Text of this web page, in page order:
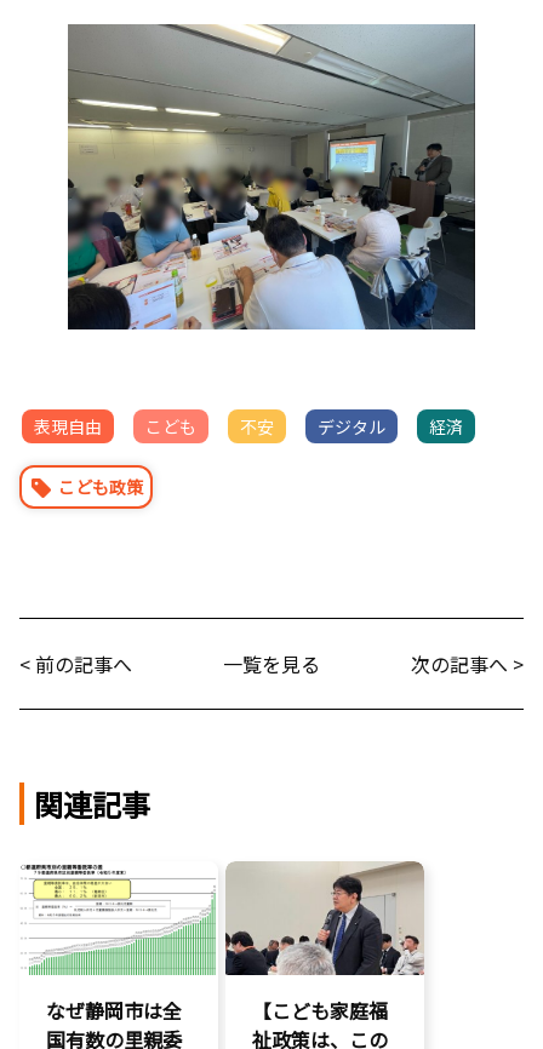
表現自由 こども 不安 デジタル 経済
こども政策
< 前の記事へ 一覧を見る 次の記事へ >
関連記事
なぜ静岡市は全
国有数の里親委
【こども家庭福
祉政策は、この